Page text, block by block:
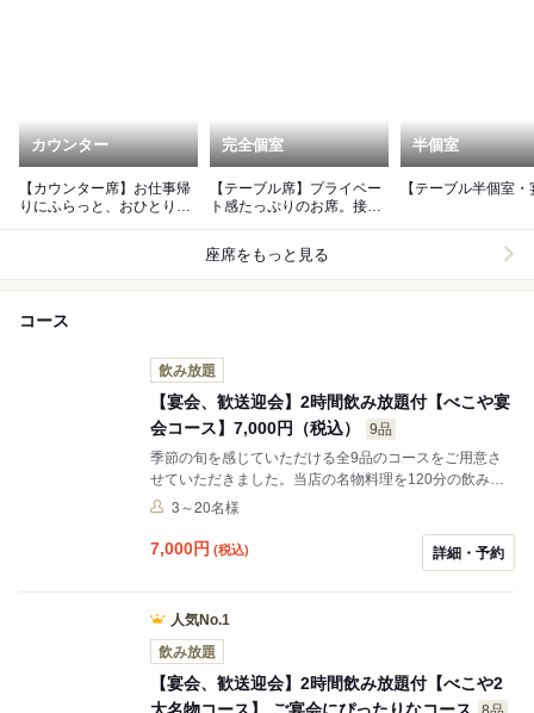
カウンター
【カウンター席】お仕事帰
りにふらっと、おひとり様
完全個室
【テーブル席】プライベー
ト感たっぷりのお席。接待
半個室
【テーブル半個室
座席をもっと見る
コース
飲み放題
【宴会、歓送迎会】2時間飲み放題付【べこや宴
会コース】7,000円（税込）
9品
季節の旬を感じていただける全9品のコースをご用意さ
せていただきました。当店の名物料理を120分の飲み放
題と一緒に楽しめる内容となっております。個室もござ
はもちろん、送別会、ご家族で、ご友人で、各種宴会シ
3～20名様
7,000円 (税込) 詳細・予約
人気No.1
飲み放題
【宴会、歓送迎会】2時間飲み放題付【べこや2